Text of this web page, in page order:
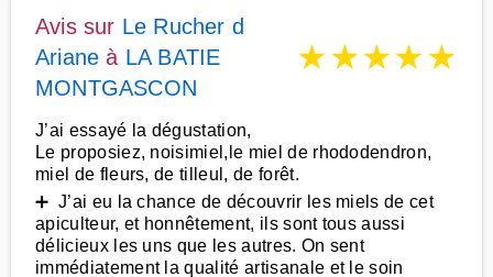
Avis sur Le Rucher d
Ariane à LA BATIE
MONTGASCON
★★★★★
J’ai essayé la dégustation,
Le proposiez, noisimiel,le miel de rhododendron,
miel de fleurs, de tilleul, de forêt.
➕ J’ai eu la chance de découvrir les miels de cet
apiculteur, et honnêtement, ils sont tous aussi
délicieux les uns que les autres. On sent
immédiatement la qualité artisanale et le soin